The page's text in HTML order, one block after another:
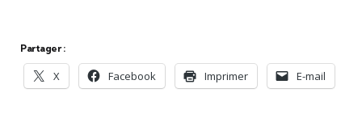
Partager :
X Facebook Imprimer E-mail